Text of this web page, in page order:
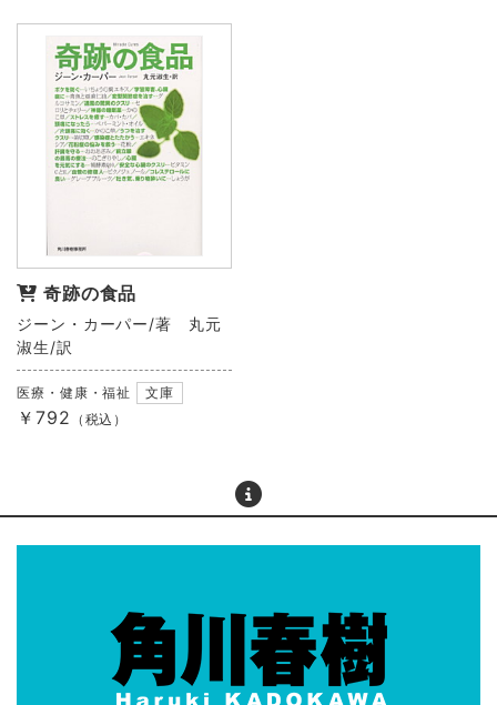
奇跡の食品
ジーン・カーパー/著 丸元
淑生/訳
医療・健康・福祉 文庫
￥792 （税込）